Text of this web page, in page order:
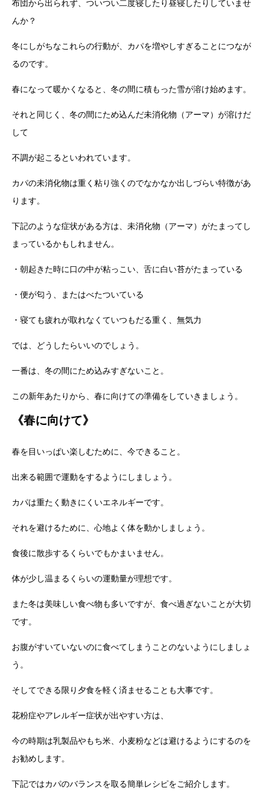
布団から出られず、ついつい二度寝したり昼寝したりしていませ
んか？
冬にしがちなこれらの行動が、カパを増やしすぎることにつなが
るのです。
春になって暖かくなると、冬の間に積もった雪が溶け始めます。
それと同じく、冬の間にため込んだ未消化物（アーマ）が溶けだ
して
不調が起こるといわれています。
カパの未消化物は重く粘り強くのでなかなか出しづらい特徴があ
ります。
下記のような症状がある方は、未消化物（アーマ）がたまってし
まっているかもしれません。
・朝起きた時に口の中が粘っこい、舌に白い苔がたまっている
・便が匂う、またはべたついている
・寝ても疲れが取れなくていつもだる重く、無気力
では、どうしたらいいのでしょう。
一番は、冬の間にため込みすぎないこと。
この新年あたりから、春に向けての準備をしていきましょう。
《春に向けて》
春を目いっぱい楽しむために、今できること。
出来る範囲で運動をするようにしましょう。
カパは重たく動きにくいエネルギーです。
それを避けるために、心地よく体を動かしましょう。
食後に散歩するくらいでもかまいません。
体が少し温まるくらいの運動量が理想です。
また冬は美味しい食べ物も多いですが、食べ過ぎないことが大切
です。
お腹がすいていないのに食べてしまうことのないようにしましょ
う。
そしてできる限り夕食を軽く済ませることも大事です。
花粉症やアレルギー症状が出やすい方は、
今の時期は乳製品やもち米、小麦粉などは避けるようにするのを
お勧めします。
下記ではカパのバランスを取る簡単レシピをご紹介します。